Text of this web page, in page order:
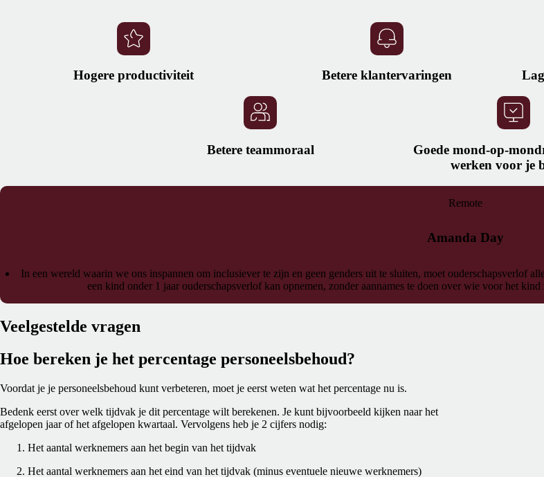
Hogere productiviteit Betere klantervaringen
Betere teammoraal
Goede mond-op-
werken voor je
Remote
Amanda Day
In een wereld waarin we ons inspannen om inclusiever te zijn en geen genders uit te sluiten, moet ouderschapsverlof
een kind onder 1 jaar ouderschapsverlof kan opnemen, zonder aannames te doen over wie voor het
Veelgestelde vragen
Hoe bereken je het percentage personeelsbehoud?
Voordat je je personeelsbehoud kunt verbeteren, moet je eerst weten wat het percentage nu is.
Bedenk eerst over welk tijdvak je dit percentage wilt berekenen. Je kunt bijvoorbeeld kijken naar het
afgelopen jaar of het afgelopen kwartaal. Vervolgens heb je 2 cijfers nodig:
Het aantal werknemers aan het begin van het tijdvak
Het aantal werknemers aan het eind van het tijdvak (minus eventuele nieuwe werknemers)